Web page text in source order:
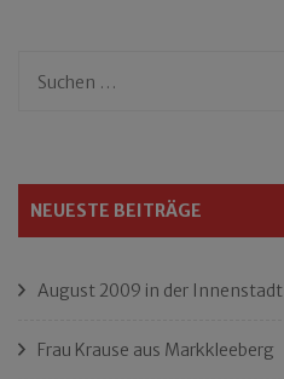
Suchen
NEUESTE BEITRÄGE
August 2009 in der Innenstadt
Frau Krause aus Markkleeberg